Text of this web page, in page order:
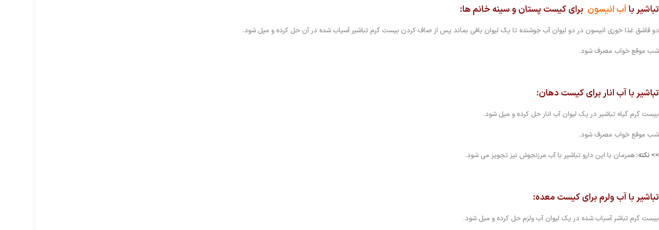
تباشیر باآب انیسون برای کیست پستان و سینه خانم ها:
دو قاشق غذا خوری انیسون در دو لیوان آب جوشنده تا یک لیوان بافی بماند پس از صاف کردن بیست گرم تباشیر آسیاب شده در آن حل کرده و میل شود.
شب موقع خواب مصرف شود.
تباشیر با آب اناربرای کیست دهان:
بیست گرم گیاه تباشیر در یک لیوان آب انار حل کرده و میل شود.
شب موقع خواب مصرف شود.
>> نکته:همزمان با این دارو تباشیر با آب مرزنجوش نیز تجویز می شود.
تباشیر با آب ولرم برای کیست معده:
بیست گرم تباشر آسیاب شده در یک لیوان آب ولزم حل کرده و میل شود.